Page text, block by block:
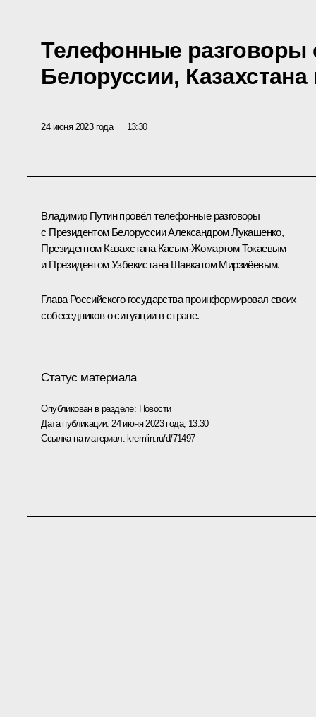
Телефонные разговоры
Белоруссии, Казахстана
24 июня 2023 года 13:30
Владимир Путин провёл телефонные разговоры
с Президентом БелоруссииАлександром Лукашенко,
Президентом Казахстана Касым-Жомартом Токаевым
и Президентом Узбекистана Шавкатом Мирзиёевым.
Глава Российского государства проинформировал своих
собеседников о ситуации в стране.
Статус материала
Опубликован в разделе: Новости
Дата публикации: 24 июня 2023 года, 13:30
Ссылка на материал:kremlin.ru/d/71497